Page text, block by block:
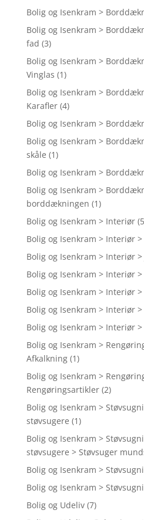
Bolig og Isenkram >
Bolig og Isenkram >
fad (3)
Bolig og Isenkram >
Vinglas (1)
Bolig og Isenkram >
Karafler (4)
Bolig og Isenkram >
Bolig og Isenkram >
skåle (1)
Bolig og Isenkram >
Bolig og Isenkram >
borddækningen (1)
Bolig og Isenkram > Interiør
Bolig og Isenkram > Interiør
Bolig og Isenkram > Interiør
Bolig og Isenkram > Interiør >
Bolig og Isenkram > Interiør >
Bolig og Isenkram > Interiør >
Bolig og Isenkram > Interiør >
Bolig og Isenkram >
Afkalkning (1)
Bolig og Isenkram >
Rengøringsartikler (2)
Bolig og Isenkram >
støvsugere (1)
Bolig og Isenkram >
støvsugere > Støvsuger
Bolig og Isenkram >
Bolig og Isenkram >
Bolig og Udeliv (7)